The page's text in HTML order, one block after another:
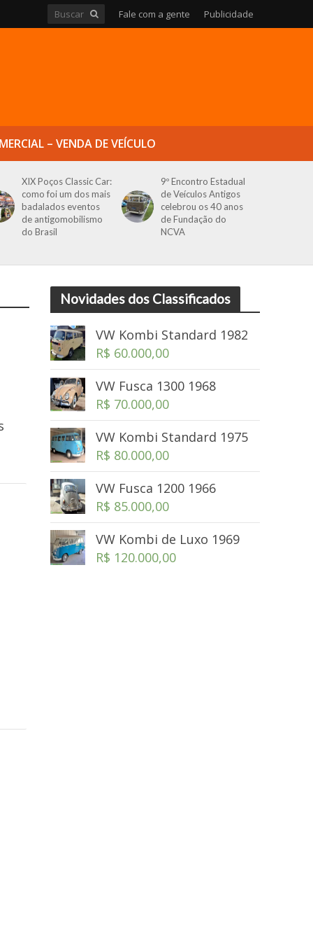
Fale com a gente Publicidade
– VENDA DE VEÍCULO
XIX Poços Classic Car:
como foi um dos mais
badalados eventos
de antigomobilismo
do Brasil
9º Encontro Estadual
de Veículos Antigos
celebrou os 40 anos
de Fundação do
NCVA
Novidades dos Classificados
VW Kombi Standard 1982
R$ 60.000,00
VW Fusca 1300 1968
R$ 70.000,00
VW Kombi Standard 1975
R$ 80.000,00
VW Fusca 1200 1966
R$ 85.000,00
VW Kombi de Luxo 1969
R$ 120.000,00